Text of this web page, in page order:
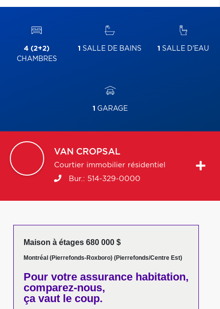
4 (2+2)
CHAMBRES
1 SALLE DE BAINS 1 SALLE D'EAU
1 GARAGE
VAN CROPSAL
Courtier immobilier résidentiel
Bur.: 514-329-0000
Maison à étages 680 000 $
Montréal (Pierrefonds-Roxboro) (Pierrefonds/Centre Est)
Pour votreassurance habitation,
comparez-nous,
ça vaut le coup.